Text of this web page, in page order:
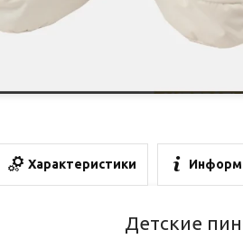
Характеристики
Детские